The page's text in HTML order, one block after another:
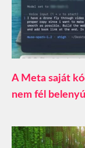
A Meta saját
nem fél